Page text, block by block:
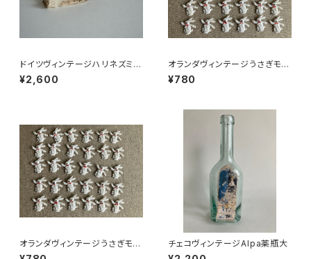
ドイツヴィンテージハリネズミの
小皿a
¥2,600
オランダヴィンテージうさぎモチ
ーフプラパーツ30個セットNo4
3
¥780
オランダヴィンテージうさぎモチ
ーフプラパーツ30個セットNo9
チェコヴィンテージAlpa薬瓶大